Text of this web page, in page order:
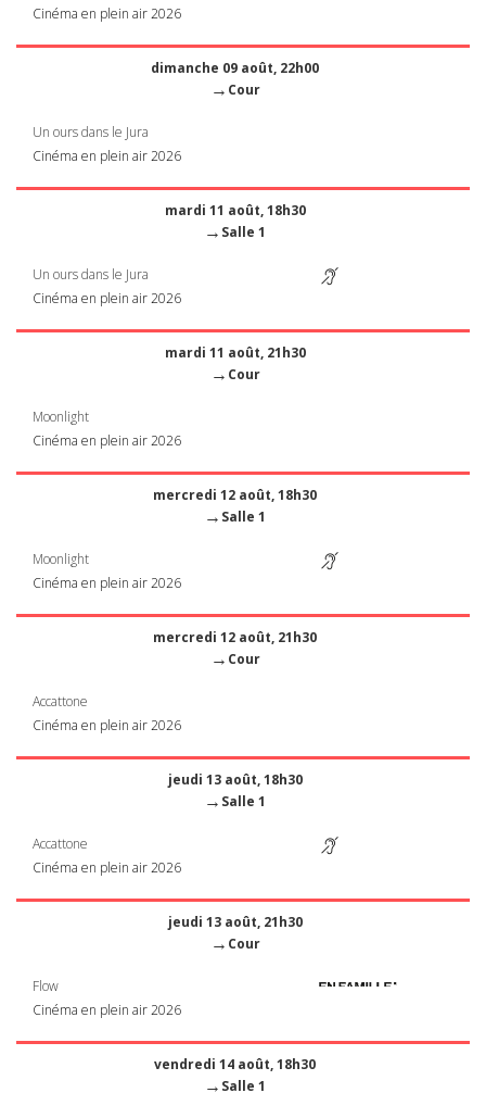
Cinéma en plein air 2026
dimanche 09 août, 22h00
→ Cour
Un ours dans le Jura
Cinéma en plein air 2026
mardi 11 août, 18h30
→ Salle 1
Un ours dans le Jura
Cinéma en plein air 2026
mardi 11 août, 21h30
→ Cour
Moonlight
Cinéma en plein air 2026
mercredi 12 août, 18h30
→ Salle 1
Moonlight
Cinéma en plein air 2026
mercredi 12 août, 21h30
→ Cour
Accattone
Cinéma en plein air 2026
jeudi 13 août, 18h30
→ Salle 1
Accattone
Cinéma en plein air 2026
jeudi 13 août, 21h30
→ Cour
Flow
Cinéma en plein air 2026
vendredi 14 août, 18h30
→ Salle 1